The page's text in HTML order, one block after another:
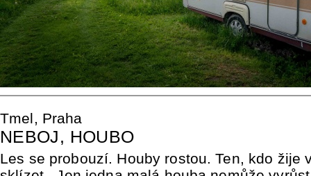
Tmel, Praha
NEBOJ, HOUBO
Les se probouzí. Houby rostou. Ten, kdo žije